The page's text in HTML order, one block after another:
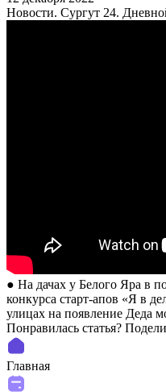
Новости. Сургут 24.
● На дачах у Белого Яра в
конкурса старт-апов «Я в
улицах на появление Деда
Понравилась статья?
Главная